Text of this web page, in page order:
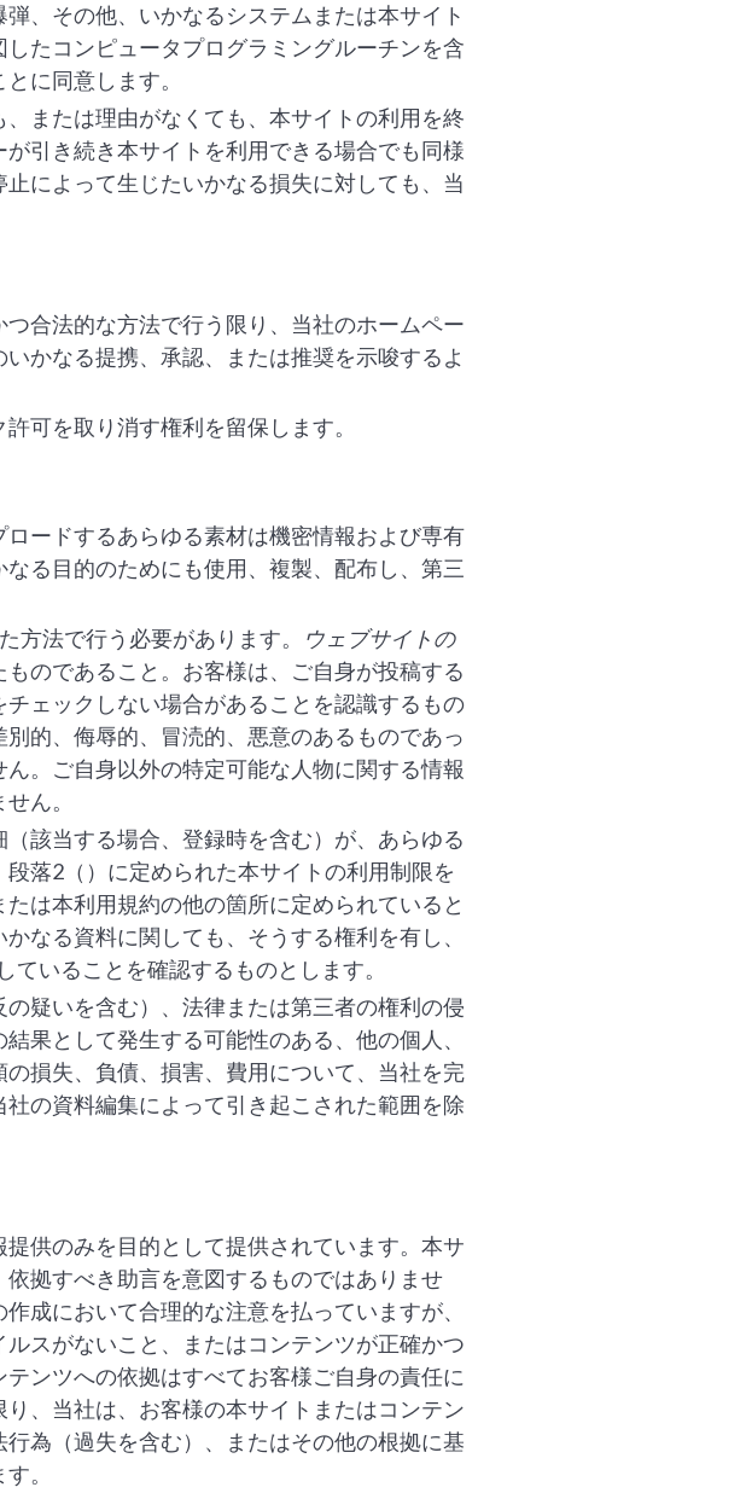
、その他、いかなるシステムまたは本サイト
たコンピュータプログラミングルーチンを含
に同意します。
または理由がなくても、本サイトの利用を終
引き続き本サイトを利用できる場合でも同様
によって生じたいかなる損失に対しても、当
合法的な方法で行う限り、当社のホームペー
かなる提携、承認、または推奨を示唆するよ
可を取り消す権利を留保します。
ードするあらゆる素材は機密情報および専有
る目的のためにも使用、複製、配布し、第三
方法で行う必要があります。
ウェブサイトの
のであること。お客様は、ご自身が投稿する
ェックしない場合があることを認識するもの
的、侮辱的、冒涜的、悪意のあるものであっ
。ご自身以外の特定可能な人物に関する情報
ん。
該当する場合、登録時を含む）が、あらゆる
落2（）に定められた本サイトの利用制限を
たは本利用規約の他の箇所に定められていると
なる資料に関しても、そうする権利を有し、
いることを確認するものとします。
疑いを含む）、法律または第三者の権利の侵
果として発生する可能性のある、他の個人、
損失、負債、損害、費用について、当社を完
の資料編集によって引き起こされた範囲を除
供のみを目的として提供されています。本サ
拠すべき助言を意図するものではありませ
成において合理的な注意を払っていますが、
スがないこと、またはコンテンツが正確かつ
ンツへの依拠はすべてお客様ご自身の責任に
、当社は、お客様の本サイトまたはコンテン
為（過失を含む）、またはその他の根拠に基
。